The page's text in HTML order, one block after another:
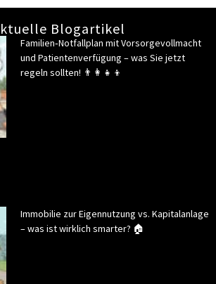
Blogartikel
Familien‑Notfallplan mit Vorsorgevollmacht
und Patientenverfügung – was Sie jetzt
regeln sollten! 👨‍👩‍👧‍👦
Immobilie zur Eigennutzung vs. Kapitalanlage
– was ist wirklich smarter? 🏠